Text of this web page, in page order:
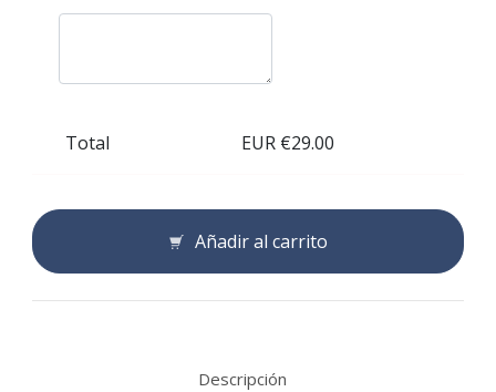
Total EUR €29.00
Añadir al carrito
Descripción